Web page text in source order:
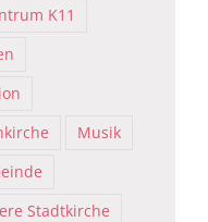
K11
Musik
Stadtkirche